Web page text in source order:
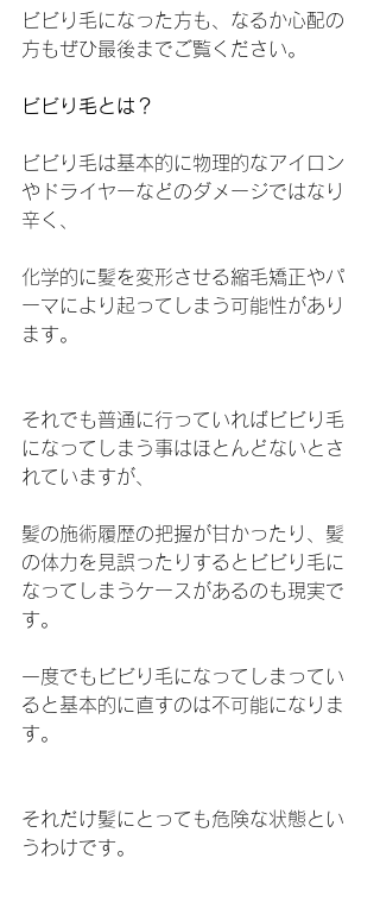
ビビり毛になった方も、なるか心配の
方もぜひ最後までご覧ください。
ビビり毛とは？
ビビり毛は基本的に物理的なアイロン
やドライヤーなどのダメージではなり
辛く、
化学的に髪を変形させる縮毛矯正やパ
ーマにより起ってしまう可能性があり
ます。
それでも普通に行っていればビビり毛
になってしまう事はほとんどないとさ
れていますが、
髪の施術履歴の把握が甘かったり、髪
の体力を見誤ったりするとビビり毛に
なってしまうケースがあるのも現実で
す。
一度でもビビり毛になってしまってい
ると基本的に直すのは不可能になりま
す。
それだけ髪にとっても危険な状態とい
うわけです。